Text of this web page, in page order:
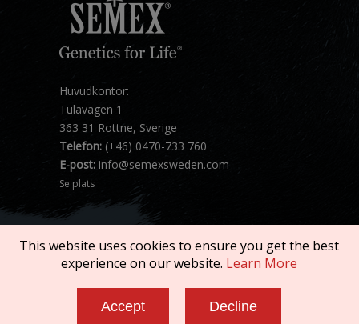
Huvudkontor:
Tulavägen 1
363 31 Rottne, Sverige
Telefon: (+46) 0470-733 760
E-post: info@semexsweden.com
Se plats
Terms of Service
Privacy Policy
This website uses cookies to ensure you get the best
experience on our website. Learn More
Accept Decline